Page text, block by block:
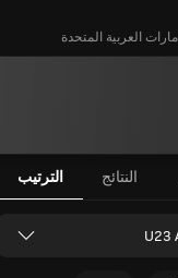
العربية المتحدة
النتائج الترتيب
U23